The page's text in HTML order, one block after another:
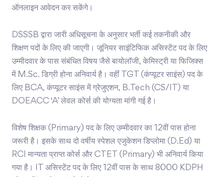
ऑनलाइन आवेदन कर सकेंगे।
DSSSB द्वारा जारी अधिसूचना के अनुसार भर्ती कई तकनीकी और
शिक्षण पदों के लिए की जाएगी। जूनियर साइंटिफिक असिस्टेंट पद के लिए
उम्मीदवार के पास संबंधित विषय जैसे बायोलॉजी, केमिस्ट्री या फिजिक्स
में M.Sc. डिग्री होना अनिवार्य है। वहीं TGT (कंप्यूटर साइंस) पद के
लिए BCA, कंप्यूटर साइंस में ग्रेजुएशन, B.Tech (CS/IT) या
DOEACC ‘A’ लेवल कोर्स की योग्यता मांगी गई है।
विशेष शिक्षक (Primary) पद के लिए उम्मीदवार का 12वीं पास होना
जरूरी है। इसके साथ दो वर्षीय स्पेशल एजुकेशन डिप्लोमा (D.Ed) या
RCI मान्यता प्राप्त कोर्स और CTET (Primary) भी अनिवार्य किया
गया है। IT असिस्टेंट पद के लिए 12वीं पास के साथ 8000 KDPH